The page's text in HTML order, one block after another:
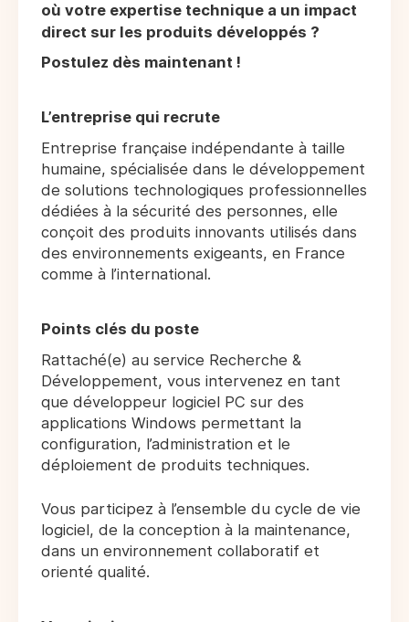
où votre expertise technique a un impact
direct sur les produits développés ?
Postulez dès maintenant !
L’entreprise qui recrute
Entreprise française indépendante à taille
humaine, spécialisée dans le développement
de solutions technologiques professionnelles
dédiées à la sécurité des personnes, elle
conçoit des produits innovants utilisés dans
des environnements exigeants, en France
comme à l’international.
Points clés du poste
Rattaché(e) au service Recherche &
Développement, vous intervenez en tant
que développeur logiciel PC sur des
applications Windows permettant la
configuration, l’administration et le
déploiement de produits techniques.
Vous participez à l’ensemble du cycle de vie
logiciel, de la conception à la maintenance,
dans un environnement collaboratif et
orienté qualité.